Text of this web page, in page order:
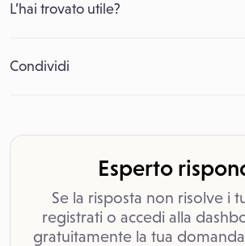
L’hai trovato utile?
Condividi
Esperto
Se la risposta non risolve i
registrati o accedi alla
gratuitamente la tua